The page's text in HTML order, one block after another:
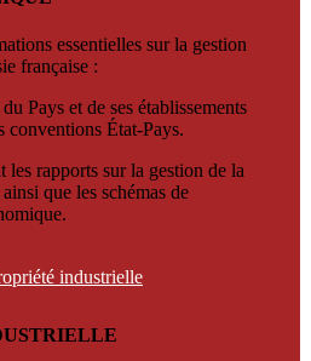
essentielles sur la gestion
française :
Pays et de ses établissements
conventions État-Pays.
les rapports sur la gestion de la
que les schémas de
industrielle